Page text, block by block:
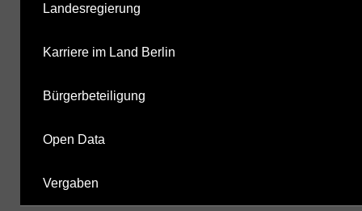
Landesregierung
Karriere im Land Berlin
Bürgerbeteiligung
Open Data
Vergaben